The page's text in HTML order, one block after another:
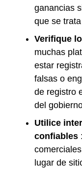
ganancias
que se
Verifique
muchas
estar
falsas o
de registro
del
Utilice
confiables
lugar de